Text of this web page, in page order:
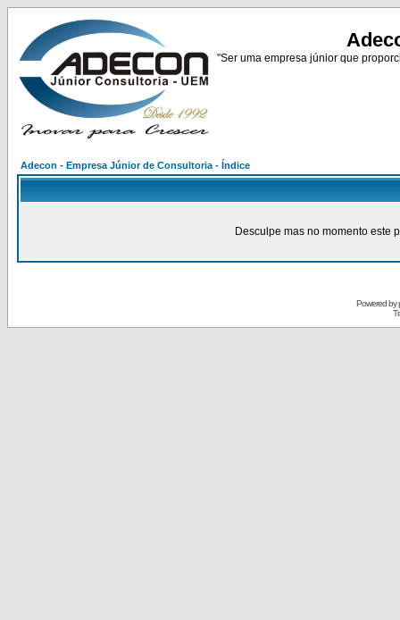
"Ser uma empresa júnior que
Adecon - Empresa Júnior de Consultoria - Índice
Desculpe mas no momento este
Powered by